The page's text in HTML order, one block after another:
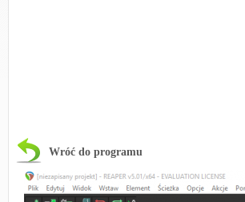
Wróć do programu